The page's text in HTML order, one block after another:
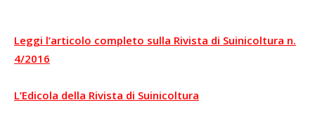
Leggi l’articolo completo sulla Rivista di Suinicoltura n.
4/2016
L’Edicola della Rivista di Suinicoltura